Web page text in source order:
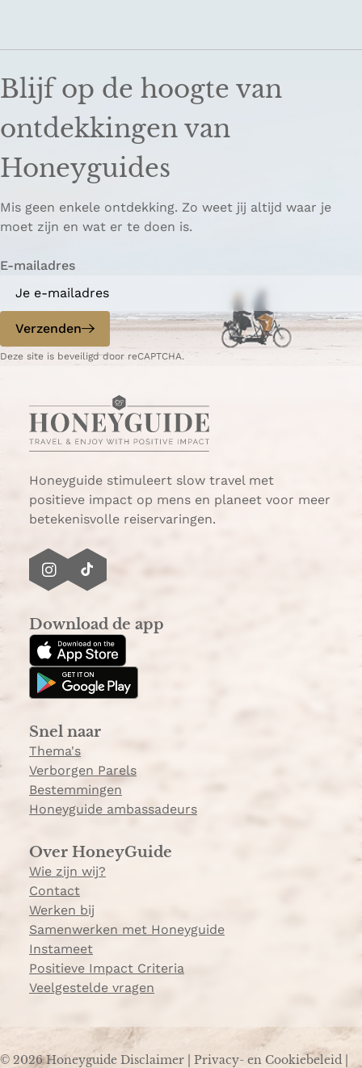
Blijf op de hoogte van
ontdekkingen van
Honeyguides
Mis geen enkele ontdekking. Zo weet jij altijd waar je
moet zijn en wat er te doen is.
E-mailadres
Verzenden
Deze site is beveiligd door reCAPTCHA.
Honeyguide stimuleert slow travel met
positieve impact op mens en planeet voor meer
betekenisvolle reiservaringen.
I
t
a
g
m
T
T
o
k
Download de app
Snel naar
Thema's
Verborgen Parels
Bestemmingen
Honeyguide ambassadeurs
Over HoneyGuide
Wie zijn wij?
Contact
Werken bij
Samenwerken met Honeyguide
Instameet
Positieve Impact Criteria
Veelgestelde vragen
© 2026 Honeyguide Disclaimer Privacy- en Cookiebeleid